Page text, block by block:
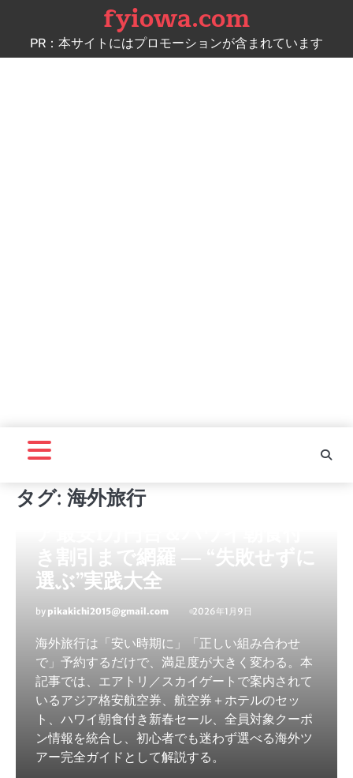
content
fyiowa.com
PR：本サイトにはプロモーションが含まれています
タグ: 海外旅行
【海外ツアー完全ガイド】アジ
き割引まで網羅 ― “失敗せずに
選ぶ”実践大全
by pikakichi2015@gmail.com 2026年1月9日
海外旅行は「安い時期に」「正しい組み合わせ
で」予約するだけで、満足度が大きく変わる。本
記事では、エアトリ／スカイゲートで案内されて
いるアジア格安航空券、航空券＋ホテルのセッ
ト、ハワイ朝食付き新春セール、全員対象クーポ
ン情報を統合し、初心者でも迷わず選べる海外ツ
アー完全ガイドとして解説する。